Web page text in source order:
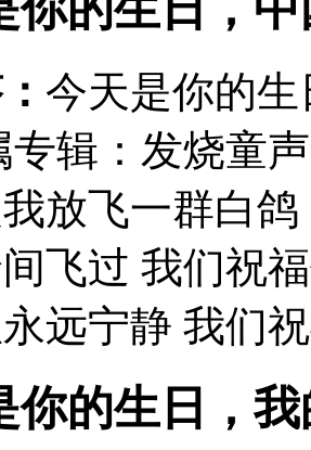
今天是你的
专辑：发烧童
放飞一群白
飞过 我们祝
远宁静 我们
你的生日，